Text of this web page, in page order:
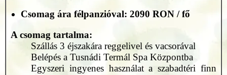
Csomag ára félpanzióval: 2090 RON / fő
A csomag tartalma:
Szállás 3 éjszakára reggelivel és vacsorával​​​​​​​
Belépés a Tusnádi Termál Spa Központba
Egyszeri ingyenes használat a szabadtéri finn